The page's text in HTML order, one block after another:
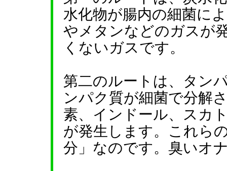
水化物が腸内の細菌に
やメタンなどのガスが
くないガスです。
第二のルートは、タン
ンパク質が細菌で分解
素、インドール、スカ
が発生します。これら
分」なのです。臭いオ